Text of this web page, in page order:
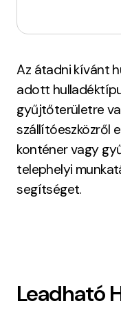
Az átadni kívánt
adott
gyűjtőterületre
szállítóeszközről
konténer vagy
telephelyi
segítséget.
Leadható